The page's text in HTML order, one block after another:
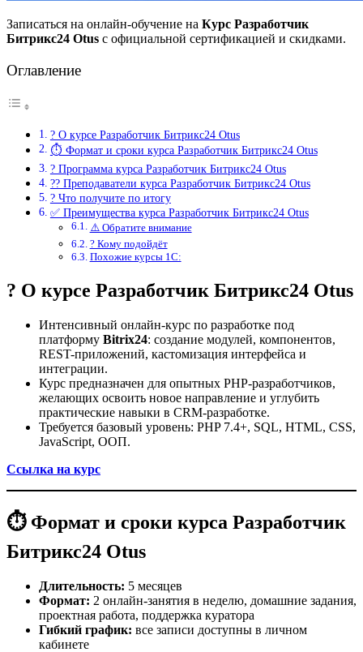
Записаться на онлайн-обучение на Курс Разработчик
Битрикс24 Otus с официальной сертификацией и скидками.
Оглавление
? О курсе Разработчик Битрикс24 Otus
⏱ Формат и сроки курса Разработчик Битрикс24 Otus
? Программа курса Разработчик Битрикс24 Otus
?‍? Преподаватели курса Разработчик Битрикс24 Otus
? Что получите по итогу
✅ Преимущества курса Разработчик Битрикс24 Otus
⚠️ Обратите внимание
? Кому подойдёт
Похожие курсы 1С:
? О курсе Разработчик Битрикс24 Otus
Интенсивный онлайн-курс по разработке под
платформу Bitrix24: создание модулей, компонентов,
REST-приложений, кастомизация интерфейса и
интеграции.
Курс предназначен для опытных PHP-разработчиков,
желающих освоить новое направление и углубить
практические навыки в CRM-разработке.
Требуется базовый уровень: PHP 7.4+, SQL, HTML, CSS,
JavaScript, ООП.
Ссылка на курс
⏱ Формат и сроки курса Разработчик
Битрикс24 Otus
Длительность: 5 месяцев
Формат: 2 онлайн-занятия в неделю, домашние задания,
проектная работа, поддержка куратора
Гибкий график: все записи доступны в личном
кабинете